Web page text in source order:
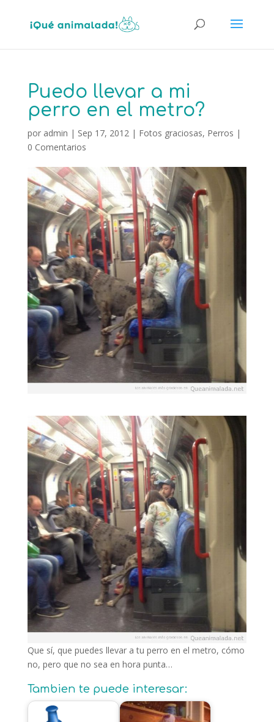
Puedo llevar a mi
perro en el metro?
por admin | Sep 17, 2012| Fotos graciosas, Perros |
0 Comentarios
Que sí, que puedes llevar a tu perro en el metro, cómo
no, pero que no sea en hora punta…
Tambien te puede interesar: